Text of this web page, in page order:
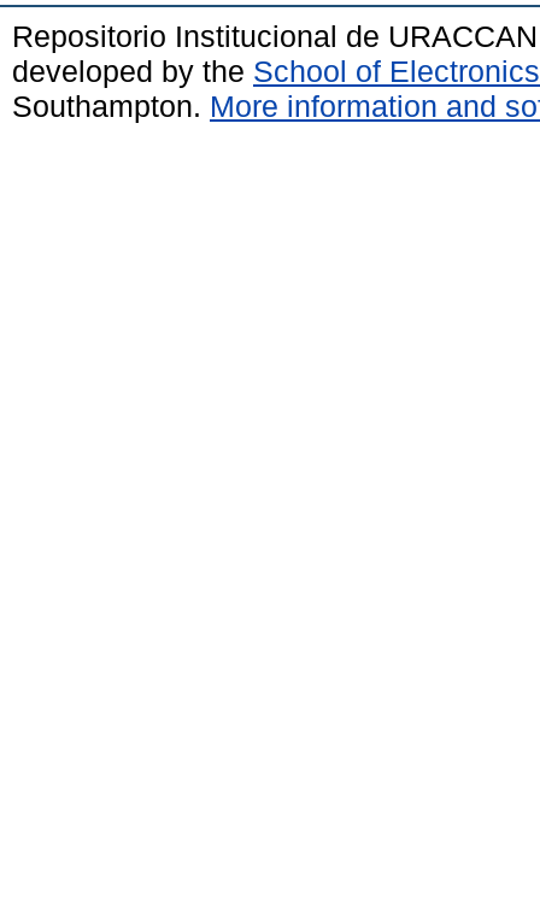
Repositorio Institucional de
developed by the School of
Southampton. More information and